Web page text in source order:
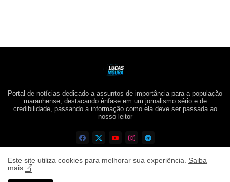
Portal de notícias dedicado a assuntos de importância para a população
maranhense, destacando ênfase em um jornalismo sério e de
credibilidade, passando a informação como ela deve ser passada ao
nosso leitor
Este site utiliza cookies para melhorar sua experiência. Saiba
mais